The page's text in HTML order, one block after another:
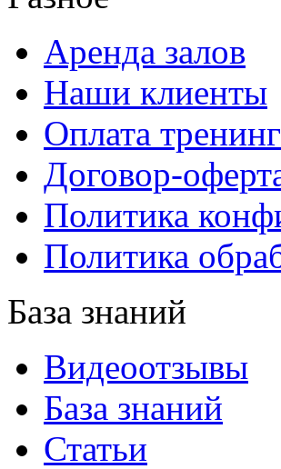
Аренда залов
Наши клиенты
Оплата
Договор-
Политика
Политика
База знаний
Видеоотзывы
База знаний
Статьи